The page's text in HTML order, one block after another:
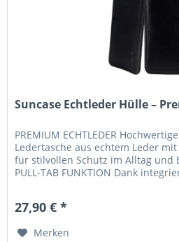
Suncase Echtleder Hülle –
PREMIUM ECHTLEDER
Ledertasche aus echtem Leder
für stilvollen Schutz im Alltag und
PULL-TAB FUNKTION Dank
27,90 € *
Merken